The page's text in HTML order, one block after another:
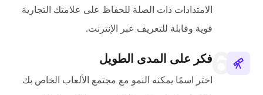
الامتدادات ذات الصلة للحفاظ على علامتك التجارية
قوية وقابلة للتعريف عبر الإنترنت.
فكر على المدى الطويل
اختر اسمًا يمكنه النمو مع مجتمع الألعاب الخاص بك